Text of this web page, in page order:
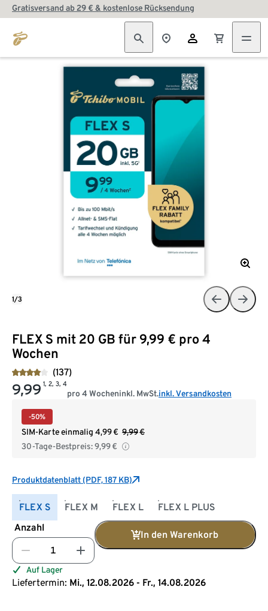
Gratisversand ab 29 € & kostenlose Rücksendung
FLEX S mit 20 GB für 9,99 € pro 4
Wochen
(137)
9,99 1, 2, 3, 4
pro 4 Wocheninkl. MwSt.inkl. Versandkosten
-50%
SIM-Karte einmalig 4,99€ 9,99€
30-Tage-Bestpreis:9,99€
Produktdatenblatt (PDF, 187 KB)
FLEX S FLEX M FLEX L
FLEX L PLUS
Anzahl
In den Warenkorb
Auf Lager
Liefertermin: Mi., 12.08.2026 - Fr., 14.08.2026
1/3